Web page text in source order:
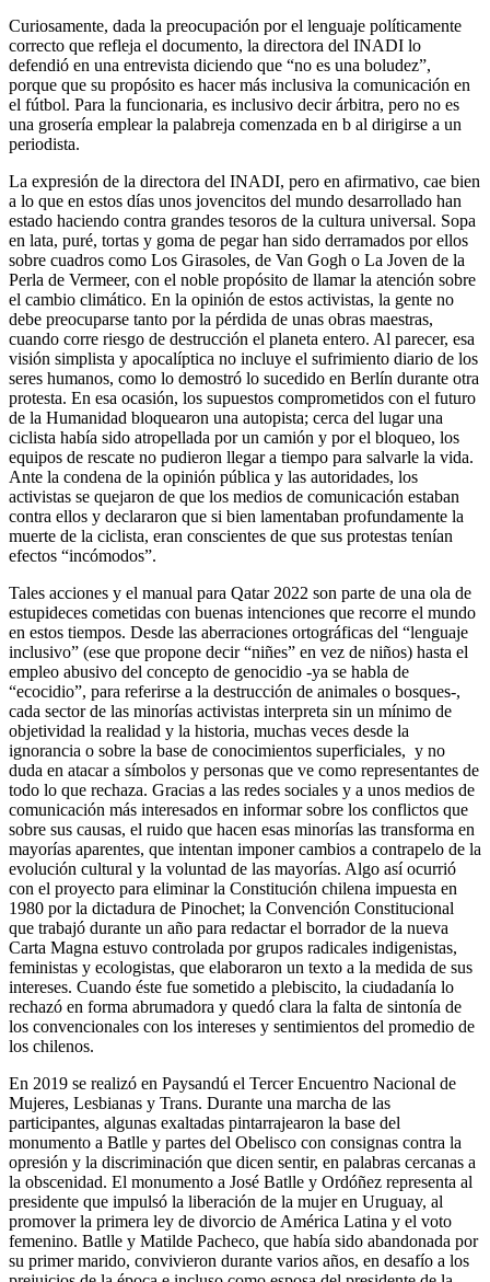
Curiosamente, dada la preocupación por el lenguaje políticamente
correcto que refleja el documento, la directora del INADI lo
defendió en una entrevista diciendo que “no es una boludez”,
porque que su propósito es hacer más inclusiva la comunicación en
el fútbol. Para la funcionaria, es inclusivo decir árbitra, pero no es
una grosería emplear la palabreja comenzada en b al dirigirse a un
periodista.
La expresión de la directora del INADI, pero en afirmativo, cae bien
a lo que en estos días unos jovencitos del mundo desarrollado han
estado haciendo contra grandes tesoros de la cultura universal. Sopa
en lata, puré, tortas y goma de pegar han sido derramados por ellos
sobre cuadros como Los Girasoles, de Van Gogh o La Joven de la
Perla de Vermeer, con el noble propósito de llamar la atención sobre
el cambio climático. En la opinión de estos activistas, la gente no
debe preocuparse tanto por la pérdida de unas obras maestras,
cuando corre riesgo de destrucción el planeta entero. Al parecer, esa
visión simplista y apocalíptica no incluye el sufrimiento diario de los
seres humanos, como lo demostró lo sucedido en Berlín durante otra
protesta. En esa ocasión, los supuestos comprometidos con el futuro
de la Humanidad bloquearon una autopista; cerca del lugar una
ciclista había sido atropellada por un camión y por el bloqueo, los
equipos de rescate no pudieron llegar a tiempo para salvarle la vida.
Ante la condena de la opinión pública y las autoridades, los
activistas se quejaron de que los medios de comunicación estaban
contra ellos y declararon que si bien lamentaban profundamente la
muerte de la ciclista, eran conscientes de que sus protestas tenían
efectos “incómodos”.
Tales acciones y el manual para Qatar 2022 son parte de una ola de
estupideces cometidas con buenas intenciones que recorre el mundo
en estos tiempos. Desde las aberraciones ortográficas del “lenguaje
inclusivo” (ese que propone decir “niñes” en vez de niños) hasta el
empleo abusivo del concepto de genocidio -ya se habla de
“ecocidio”, para referirse a la destrucción de animales o bosques-,
cada sector de las minorías activistas interpreta sin un mínimo de
objetividad la realidad y la historia, muchas veces desde la
ignorancia o sobre la base de conocimientos superficiales, y no
duda en atacar a símbolos y personas que ve como representantes de
todo lo que rechaza. Gracias a las redes sociales y a unos medios de
comunicación más interesados en informar sobre los conflictos que
sobre sus causas, el ruido que hacen esas minorías las transforma en
mayorías aparentes, que intentan imponer cambios a contrapelo de la
evolución cultural y la voluntad de las mayorías. Algo así ocurrió
con el proyecto para eliminar la Constitución chilena impuesta en
1980 por la dictadura de Pinochet; la Convención Constitucional
que trabajó durante un año para redactar el borrador de la nueva
Carta Magna estuvo controlada por grupos radicales indigenistas,
feministas y ecologistas, que elaboraron un texto a la medida de sus
intereses. Cuando éste fue sometido a plebiscito, la ciudadanía lo
rechazó en forma abrumadora y quedó clara la falta de sintonía de
los convencionales con los intereses y sentimientos del promedio de
los chilenos.
En 2019 se realizó en Paysandú el Tercer Encuentro Nacional de
Mujeres, Lesbianas y Trans. Durante una marcha de las
participantes, algunas exaltadas pintarrajearon la base del
monumento a Batlle y partes del Obelisco con consignas contra la
opresión y la discriminación que dicen sentir, en palabras cercanas a
la obscenidad. El monumento a José Batlle y Ordóñez representa al
presidente que impulsó la liberación de la mujer en Uruguay, al
promover la primera ley de divorcio de América Latina y el voto
femenino. Batlle y Matilde Pacheco, que había sido abandonada por
su primer marido, convivieron durante varios años, en desafío a los